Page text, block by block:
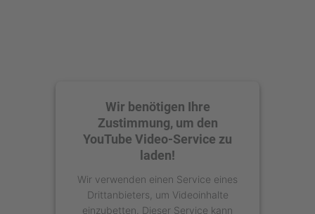
Wir benötigen Ihre
Zustimmung, um den
YouTube Video-Service zu
laden!
Wir verwenden einen Service eines
Drittanbieters, um Videoinhalte
einzubetten. Dieser Service kann